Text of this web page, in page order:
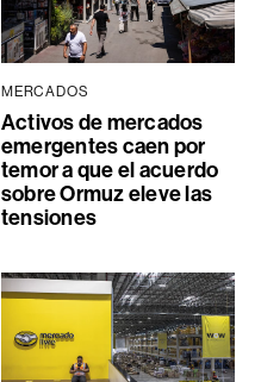
MERCADOS
Activos de mercados
emergentes caen por
temor a que el acuerdo
sobre Ormuz eleve las
tensiones